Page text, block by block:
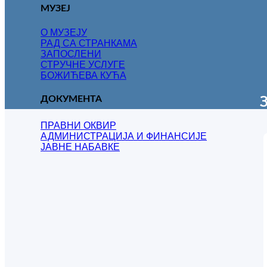
МУЗЕЈ
О МУЗЕЈУ
РАД СА СТРАНКАМА
ЗАПОСЛЕНИ
СТРУЧНЕ УСЛУГЕ
БОЖИЋЕВА КУЋА
ДОКУМЕНТА
ПРАВНИ ОКВИР
АДМИНИСТРАЦИЈА И ФИНАНСИЈЕ
ЈАВНЕ НАБАВКЕ